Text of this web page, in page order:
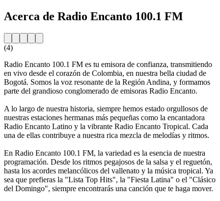
Acerca de Radio Encanto 100.1 FM
(4)
Radio Encanto 100.1 FM es tu emisora ​​de confianza, transmitiendo
en vivo desde el corazón de Colombia, en nuestra bella ciudad de
Bogotá. Somos la voz resonante de la Región Andina, y formamos
parte del grandioso conglomerado de emisoras Radio Encanto.
A lo largo de nuestra historia, siempre hemos estado orgullosos de
nuestras estaciones hermanas más pequeñas como la encantadora
Radio Encanto Latino y la vibrante Radio Encanto Tropical. Cada
una de ellas contribuye a nuestra rica mezcla de melodías y ritmos.
En Radio Encanto 100.1 FM, la variedad es la esencia de nuestra
programación. Desde los ritmos pegajosos de la salsa y el reguetón,
hasta los acordes melancólicos del vallenato y la música tropical. Ya
sea que prefieras la "Lista Top Hits", la "Fiesta Latina" o el "Clásico
del Domingo", siempre encontrarás una canción que te haga mover.